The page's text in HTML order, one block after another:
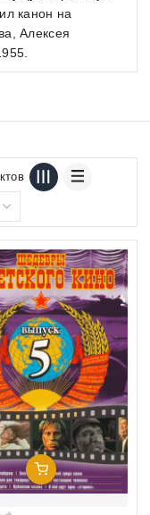
канон на
Алексея
Добавить В Корзину